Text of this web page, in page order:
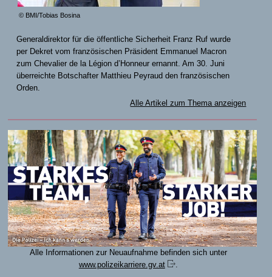
© BMI/Tobias Bosina
Generaldirektor für die öffentliche Sicherheit Franz Ruf wurde
per Dekret vom französischen Präsident Emmanuel Macron
zum Chevalier de la Légion d’Honneur ernannt. Am 30. Juni
überreichte Botschafter Matthieu Peyraud den französischen
Orden.
Alle Artikel zum Thema anzeigen
Alle Informationen zur Neuaufnahme befinden sich unter
www.polizeikarriere.gv.at
.